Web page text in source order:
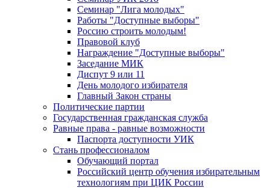
Семинар "Лига молодых"
Работы "Доступные выборы"
Россию строить молодым!
Правовой клуб
Награждение "Доступные выборы"
Заседание МИК
Диспут 9 или 11
День молодого избирателя
Главный Закон страны
Политические партии
Государственная гражданская служба
Равные права - равные возможности
Паспорта доступности УИК
Стань профессионалом
Обучающий портал
Российский центр обучения избирательным
технологиям при ЦИК России